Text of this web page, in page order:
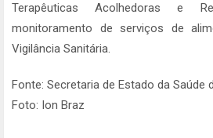
Terapêuticas Acolhedoras e
monitoramento de serviços de
Vigilância Sanitária.
Fonte: Secretaria de Estado da Saúde
Foto: Ion Braz